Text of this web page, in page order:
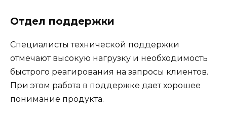
Отдел поддержки
Специалисты технической поддержки
отмечают высокую нагрузку и необходимость
быстрого реагирования на запросы клиентов.
При этом работа в поддержке дает хорошее
понимание продукта.